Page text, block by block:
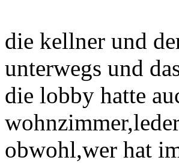
die kellner und
unterwegs und
die lobby hatte
obwohl,wer hat